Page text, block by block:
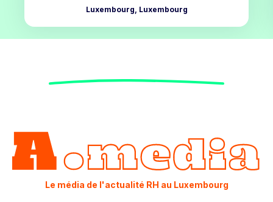
Luxembourg, Luxembourg
Le média de l'actualité RH au Luxembourg